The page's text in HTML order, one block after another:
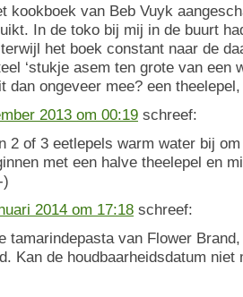
kookboek van Beb Vuyk
In de toko bij mij in de buurt
het boek constant naar de
‘stukje asem ten grote van een
dan ongeveer mee? een
2013 om 00:19 schreef:
2 of 3 eetlepels warm water bij
met een halve theelepel en
)
2014 om 17:18 schreef:
tamarindepasta van Flower
Kan de houdbaarheidsdatum niet